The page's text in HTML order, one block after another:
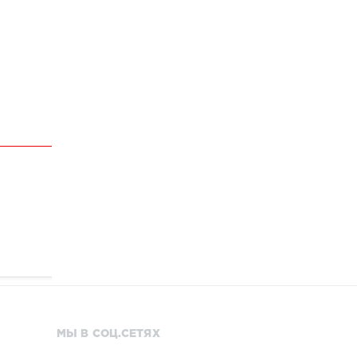
МЫ В СОЦ.СЕТЯХ